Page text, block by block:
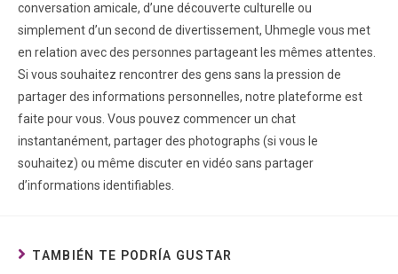
conversation amicale, d’une découverte culturelle ou
simplement d’un second de divertissement, Uhmegle vous met
en relation avec des personnes partageant les mêmes attentes.
Si vous souhaitez rencontrer des gens sans la pression de
partager des informations personnelles, notre plateforme est
faite pour vous. Vous pouvez commencer un chat
instantanément, partager des photographs (si vous le
souhaitez) ou même discuter en vidéo sans partager
d’informations identifiables.
TAMBIÉN TE PODRÍA GUSTAR